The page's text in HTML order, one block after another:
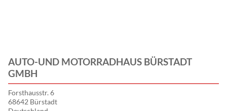
AUTO-UND MOTORRADHAUS BÜRSTADT
GMBH
Forsthausstr. 6
68642 Bürstadt